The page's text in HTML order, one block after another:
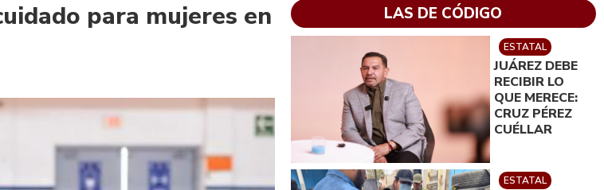
para mujeres en
LAS DE CÓDIGO
ESTATAL
JUÁREZ DEBE
RECIBIR LO
QUE MERECE:
CRUZ PÉREZ
CUÉLLAR
ESTATAL